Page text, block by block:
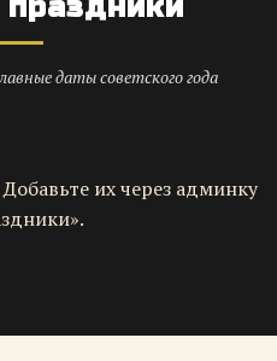
праздники
даты советского года
их через админку